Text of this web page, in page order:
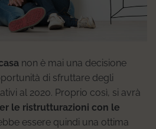
non è mai una decisione
di sfruttare degli
al 2020. Proprio così, si avrà
le ristrutturazioni con le
essere quindi una ottima